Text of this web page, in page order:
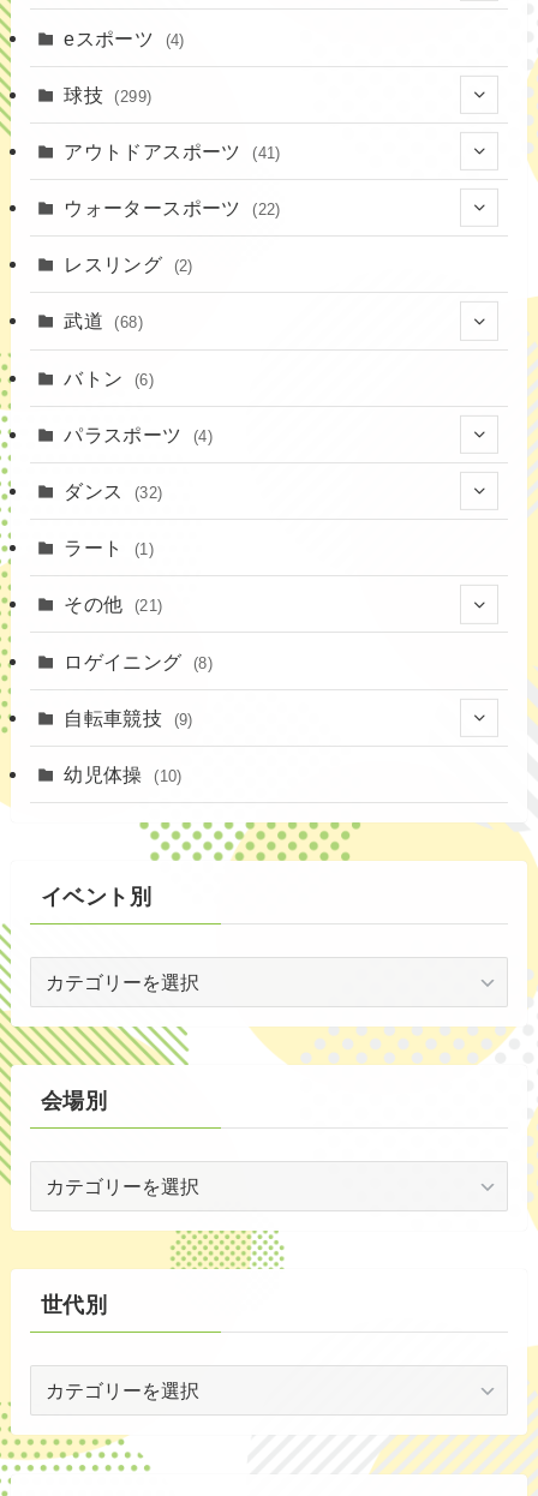
(16)
(37)
(18)
(3)
eスポーツ (4)
球技 (299)
(20)
(14)
(10)
(16)
(12)
(3)
(14)
(4)
(20)
(19)
(1)
(5)
(29)
アウトドアスポーツ (41)
(4)
(8)
ウォータースポーツ (22)
(7)
(15)
レスリング (2)
武道 (68)
(23)
(16)
(6)
バトン (6)
パラスポーツ (4)
ダンス (32)
(3)
(2)
ラート (1)
その他 (21)
(4)
ロゲイニング (8)
自転車競技 (9)
幼児体操 (10)
イベント別
ン
ト
別
会場別
別
世代別
別